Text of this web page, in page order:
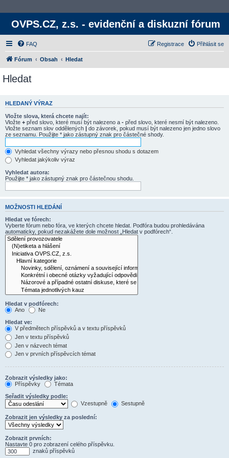
OVPS.CZ, z.s. - evidenční a diskuzní fórum
FAQ Přihlásit se
Registrace
Fórum Obsah Hledat
Hledat
HLEDANÝ VÝRAZ
Vložte slova, která chcete najít:
Vložte + před slovo, které musí být nalezeno a - před slovo, které nesmí být nalezeno.
Vložte seznam slov oddělených | do závorek, pokud musí být nalezeno jen jedno slovo
ze seznamu. Použijte * jako zástupný znak pro částečné shody.
Vyhledat všechny výrazy nebo přesnou shodu s dotazem
Vyhledat jakýkoliv výraz
Vyhledat autora:
Použijte * jako zástupný znak pro částečnou shodu.
MOŽNOSTI HLEDÁNÍ
Hledat ve fórech:
Vyberte fórum nebo fóra, ve kterých chcete hledat. Podfóra budou prohledávána
automaticky, pokud nezakážete dole možnost „Hledat v podfórech“.
Hledat v podfórech:
Ano
Ne
Hledat ve:
V předmětech příspěvků a v textu příspěvků
Jen v textu příspěvků
Jen v názvech témat
Jen v prvních příspěvcích témat
Zobrazit výsledky jako:
Příspěvky
Témata
Seřadit výsledky podle:
Vzestupně
Sestupně
Zobrazit jen výsledky za poslední:
Zobrazit prvních:
Nastavte 0 pro zobrazení celého příspěvku.
znaků příspěvků